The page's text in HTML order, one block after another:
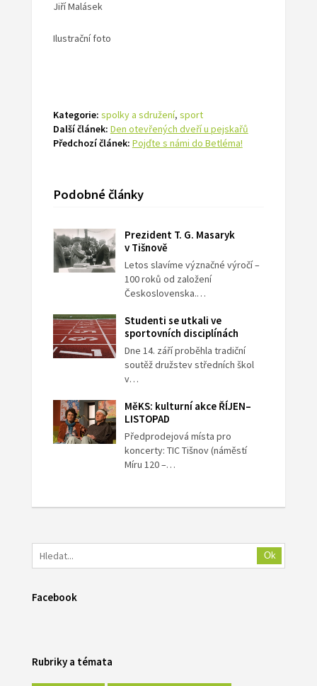
Jiří Malásek
Ilustrační foto
Kategorie: spolky a sdružení, sport
Další článek: Den otevřených dveří u pejskařů
Předchozí článek: Pojďte s námi do Betléma!
Podobné články
Prezident T. G. Masaryk
v Tišnově
Letos slavíme význačné výročí –
100 roků od založení
Československa.…
Studenti se utkali ve
sportovních disciplínách
Dne 14. září proběhla tradiční
soutěž družstev středních škol
v…
MěKS: kulturní akce ŘÍJEN–
LISTOPAD
Předprodejová místa pro
koncerty: TIC Tišnov (náměstí
Míru 120 –…
Ok
Facebook
Rubriky a témata